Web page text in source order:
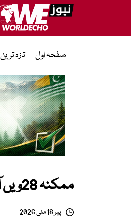
صفحہ اول تازہ ترین
ممکنہ 28ویں آئینی ترمیم: حکومت کن بڑی تبدیلیوں پر غور کر رہی ہے؟
پیر 18 مئی 2026